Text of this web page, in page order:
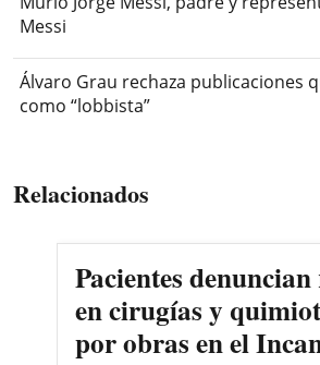
Messi
Álvaro Grau rechaza publicaciones
como “lobbista”
Relacionados
Pacientes
en cirugías y
por obras en el